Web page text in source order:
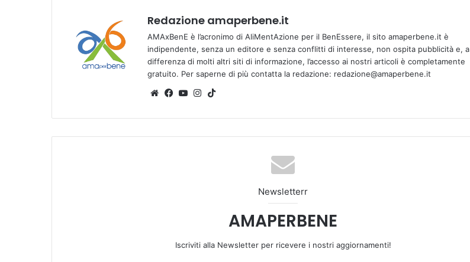
Redazione amaperbene.it
AMAxBenE è l’acronimo di AliMentAzione per il BenEssere, il sito amaperbene.it è
indipendente, senza un editore e senza conflitti di interesse, non ospita pubblicità e, a
differenza di molti altri siti di informazione, l’accesso ai nostri articoli è completamente
gratuito. Per saperne di più contatta la redazione: redazione@amaperbene.it
We
te
Fa
bo
ok
Yo
Tu
be
Ins
ra
m
k
Newsletterr
AMAPERBENE
Iscriviti alla Newsletter per ricevere i nostri aggiornamenti!